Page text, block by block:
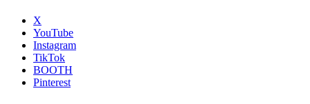
X
YouTube
Instagram
TikTok
BOOTH
Pinterest